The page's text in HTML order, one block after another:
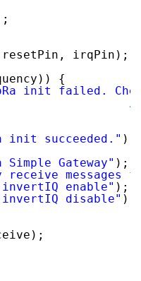
resetPin, irqPin);
{
init failed.
init succeeded." );
Simple Gateway" );
receive messages
enable" );
disable" );